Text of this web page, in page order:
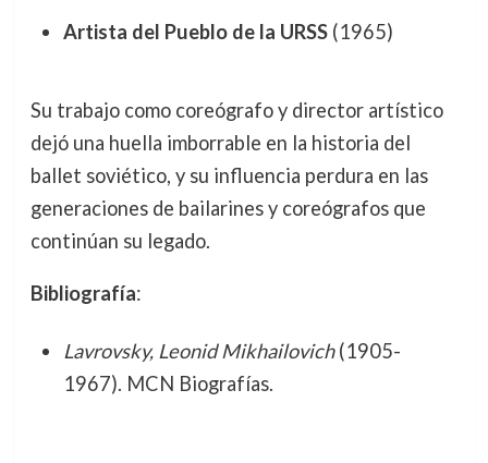
Artista del Pueblo de la URSS(1965)
Su trabajo como coreógrafo y director artístico
dejó una huella imborrable en la historia del
ballet soviético, y su influencia perdura en las
generaciones de bailarines y coreógrafos que
continúan su legado.
Bibliografía:
Lavrovsky, Leonid Mikhailovich(1905-
1967). MCN Biografías.